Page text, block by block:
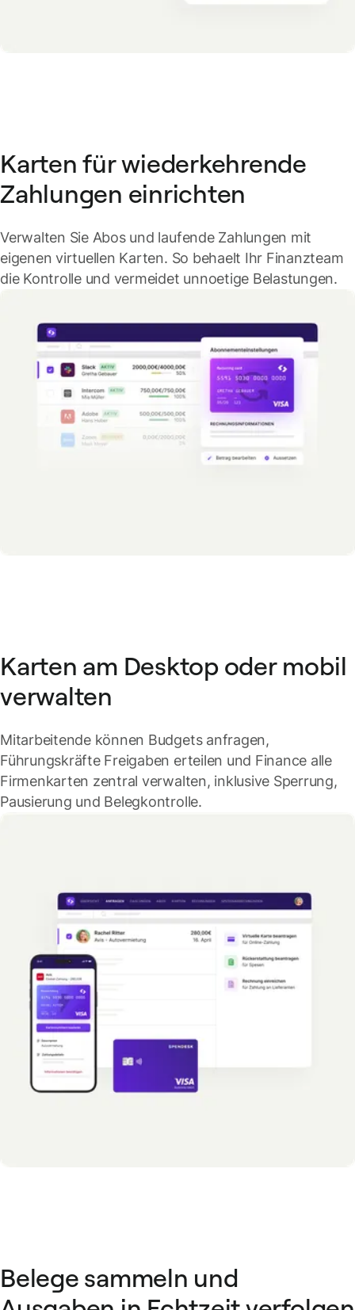
Karten für wiederkehrende
Zahlungen einrichten
Verwalten Sie Abos und laufende Zahlungen mit
eigenen virtuellen Karten. So behaelt Ihr Finanzteam
die Kontrolle und vermeidet unnoetige Belastungen.
Karten am Desktop oder mobil
verwalten
Mitarbeitende können Budgets anfragen,
Führungskräfte Freigaben erteilen und Finance alle
Firmenkarten zentral verwalten, inklusive Sperrung,
Pausierung und Belegkontrolle.
Belege sammeln und